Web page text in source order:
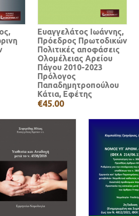
Ευαγγελάτος Ιωάννης,
Πρόεδρος Πρωτοδικών
Πολιτικές αποφάσεις
Ολομέλειας Αρείου
Πάγου 2010-2023
Πρόλογος
Παπαδημητροπούλου
Κάτια, Εφέτης
€45.00